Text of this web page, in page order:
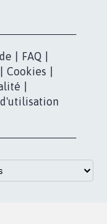
FAQ
Cookies